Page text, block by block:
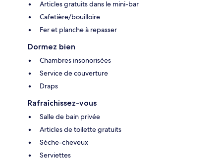
Articles gratuits dans le mini-bar
Cafetière/bouilloire
Fer et planche à repasser
Dormez bien
Chambres insonorisées
Service de couverture
Draps
Rafraîchissez-vous
Salle de bain privée
Articles de toilette gratuits
Sèche-cheveux
Serviettes